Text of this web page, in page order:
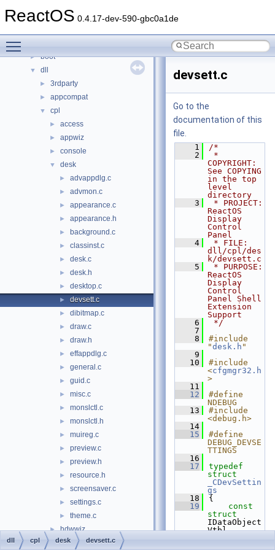
ReactOS 0.4.17-dev-590-gbc0a1de
▼ Files
► boot
▼ dll
► 3rdparty
► appcompat
▼ cpl
► access
► appwiz
► console
▼ desk
► advappdlg.c
► advmon.c
► appearance.c
► appearance.h
► background.c
► classinst.c
► desk.c
► desk.h
► desktop.c
► devsett.c
► dibitmap.c
► draw.c
► draw.h
► effappdlg.c
► general.c
► guid.c
► misc.c
► monslctl.c
► monslctl.h
► muireg.c
► preview.c
► preview.h
► resource.h
► screensaver.c
► settings.c
► theme.c
► hdwwiz
► hotplug
devsett.c
Go to the
documentation of this
file.
    1
/*
    2
*
COPYRIGHT:
See COPYING
in the top
level
directory
    3
* PROJECT:
ReactOS
Display
Control
Panel
    4
* FILE:
dll/cpl/des
k/devsett.c
    5
* PURPOSE:
ReactOS
Display
Control
Panel Shell
Extension
Support
    6
*/
    7
    8
#include
"desk.h "
    9
   10
#include
<cfgmgr32.h
>
   11
   12
#define
NDEBUG
   13
#include
<debug.h>
   14
   15
#define
DEBUG_DEVSE
TTINGS
   16
   17
typedef
_CDevSettin
gs
   18
{
   19
const
IDataObject
Vtbl
dll cpl desk devsett.c